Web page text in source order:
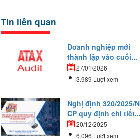
Tin liên quan
Doanh nghiệp mới
thành lập vào cuối...
27/01/2026
3.989 Lượt xem
Nghị định 320/2025/
CP quy định chi tiết...
20/12/2025
6.096 Lượt xem